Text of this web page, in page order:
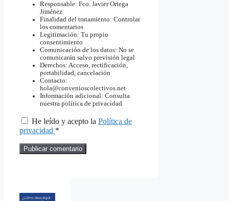
Responsable: Fco. Javier Ortega
Jiménez
Finalidad del tratamiento: Controlar
los comentarios
Legitimación: Tu propio
consentimiento
Comunicación de los datos: No se
comunicarán salvo previsión legal
Derechos: Acceso, rectificación,
portabilidad, cancelación
Contacto:
hola@convenioscolectivos.net
Información adicional: Consulta
nuestra política de privacidad
He leído y acepto la Política de
privacidad *